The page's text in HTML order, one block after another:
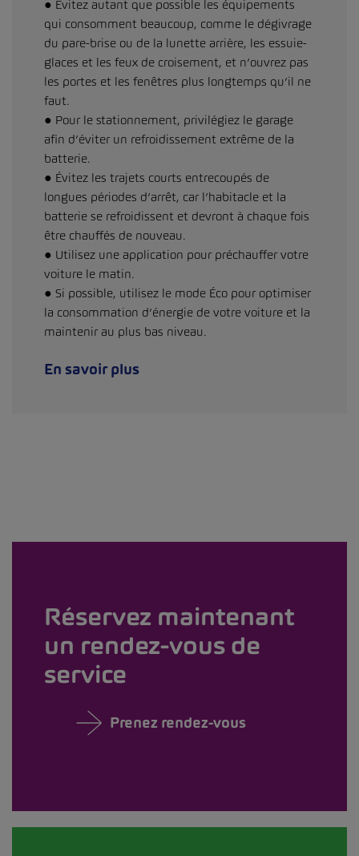
● Évitez autant que possible les équipements
qui consomment beaucoup, comme le dégivrage
du pare-brise ou de la lunette arrière, les essuie-
glaces et les feux de croisement, et n’ouvrez pas
les portes et les fenêtres plus longtemps qu’il ne
faut.
● Pour le stationnement, privilégiez le garage
afin d’éviter un refroidissement extrême de la
batterie.
● Évitez les trajets courts entrecoupés de
longues périodes d’arrêt, car l’habitacle et la
batterie se refroidissent et devront à chaque fois
être chauffés de nouveau.
● Utilisez une application pour préchauffer votre
voiture le matin.
● Si possible, utilisez le mode Éco pour optimiser
la consommation d’énergie de votre voiture et la
maintenir au plus bas niveau.
En savoir plus
Réservez maintenant
un rendez-vous de
service
Prenez rendez-vous